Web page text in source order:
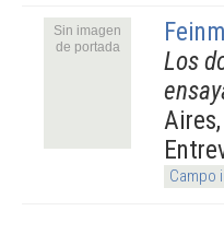
Sin imagen
de portada
Los
Campo